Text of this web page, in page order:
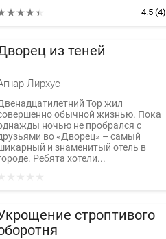
4.5(4)
из теней
Лирхус
Тор жил
обычной жизнью. Пока
ночью не пробрался с
во «Дворец» – самый
и знаменитый отель в
Ребята хотели...
строптивого